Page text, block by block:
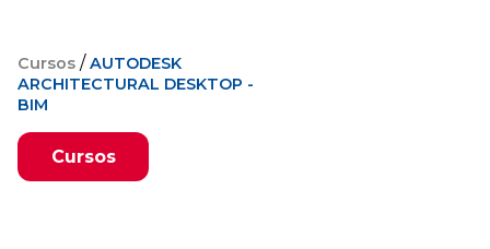
Cursos /AUTODESK
ARCHITECTURAL DESKTOP -
BIM
Cursos